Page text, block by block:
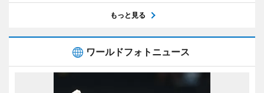
もっと見る
ワールドフォトニュース